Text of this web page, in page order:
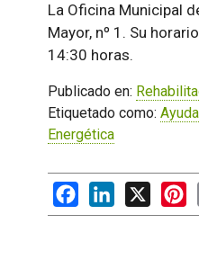
La Oficina Municipal
Mayor, nº 1. Su
14:30 horas.
Publicado en:
Etiquetado como:
Energética
FacebookLinkedIn
X